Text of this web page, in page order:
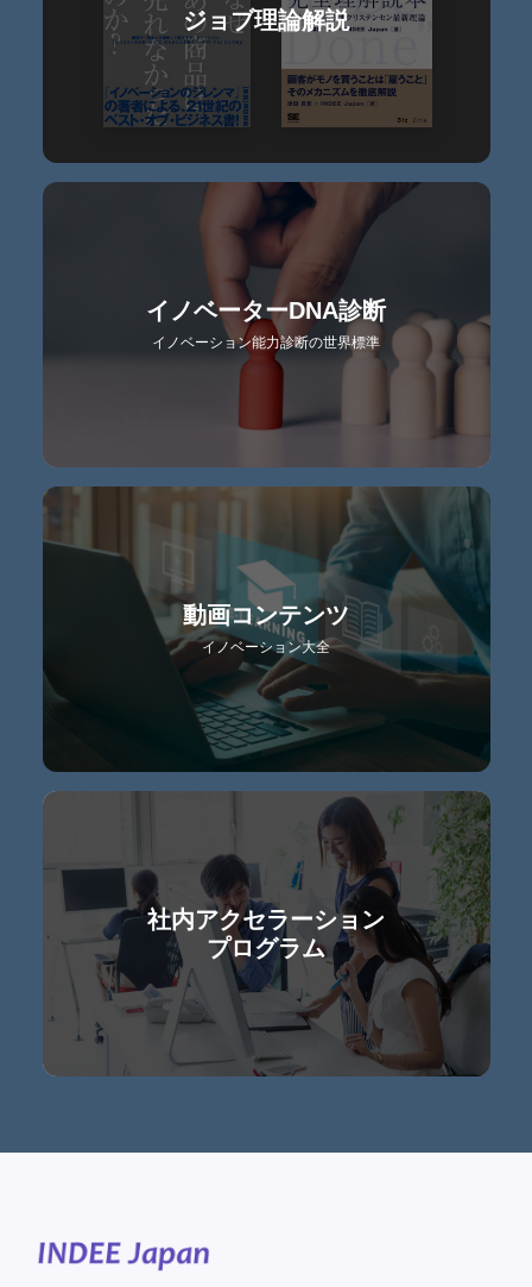
ジョブ理論解説
イノベーターDNA診断
イノベーション能力診断の世界標準
動画コンテンツ
イノベーション大全
社内アクセラーション
プログラム